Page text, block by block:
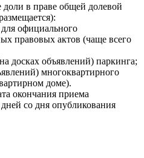
в праве общей долевой
официального
правовых актов (чаще всего
досках объявлений) паркинга;
многоквартирного
доме).
окончания приема
со дня опубликования